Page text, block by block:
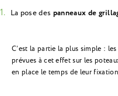
La pose des panneaux de
C’est la partie la plus simple :
prévues à cet effet sur les
en place le temps de leur